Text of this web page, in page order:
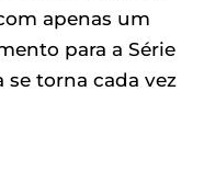
apenas um
para a Série
se torna cada vez